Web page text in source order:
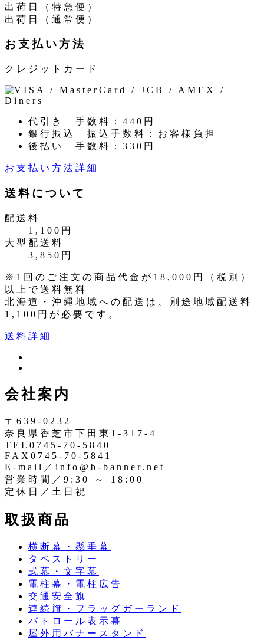
出荷日（特急便）
出荷日（通常便）
お支払い方法
クレジットカード
代引き 手数料：440円
銀行振込 振込手数料：お客様負担
後払い 手数料：330円
お支払い方法詳細
送料について
配送料
1,100円
大型配送料
3,850円
※1回のご注文の商品代金が18,000円（税別）
以上で送料無料
北海道・沖縄地域への配送は、別途地域配送料
1,100円が必要です。
送料詳細
タ
ス
会社案内
〒639-0232
奈良県香芝市下田東1-317-4
TEL0745-70-5840
FAX0745-70-5841
E-mail／info@b-banner.net
営業時間／9:30 ～ 18:00
定休日／土日祝
取扱商品
横断幕・懸垂幕
タペストリー
式幕・文字幕
電柱幕・電柱広告
交通安全旗
連続旗・フラッグガーランド
パトロール表示幕
屋外用バナースタンド